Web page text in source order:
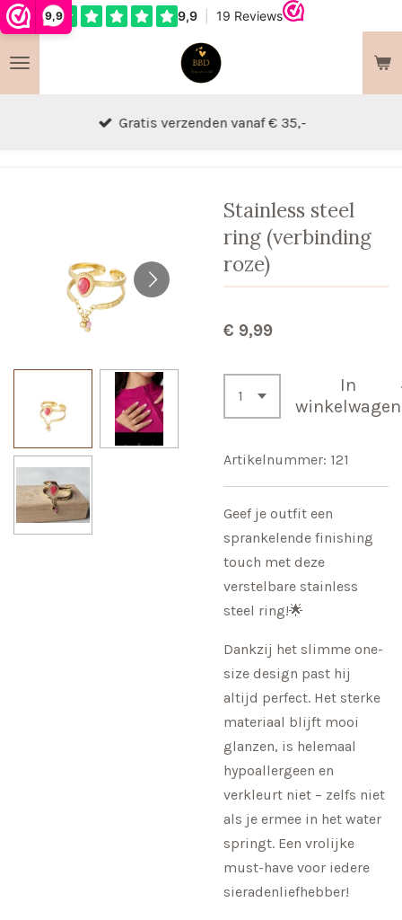
9,9
Ga
naar
de
Gratis verzenden vanaf € 35,-
Stainless steel
ring (verbinding
roze)
€ 9,99
In
winkelwagen
Artikelnummer: 121
Geef je outfit een
sprankelende finishing
touch met deze
verstelbare stainless
steel ring!🌟
Dankzij het slimme one-
size design past hij
altijd perfect. Het sterke
materiaal blijft mooi
glanzen, is helemaal
hypoallergeen en
verkleurt niet – zelfs niet
als je ermee in het water
springt. Een vrolijke
must-have voor iedere
sieradenliefhebber!